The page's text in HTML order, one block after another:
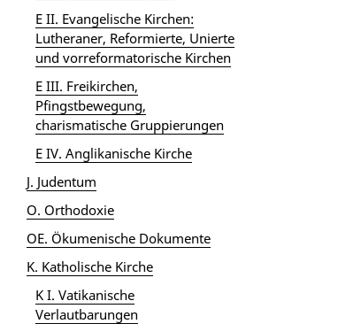
E II. Evangelische Kirchen:
Lutheraner, Reformierte, Unierte
und vorreformatorische Kirchen
E III. Freikirchen,
Pfingstbewegung,
charismatische Gruppierungen
E IV. Anglikanische Kirche
J. Judentum
O. Orthodoxie
OE. Ökumenische Dokumente
K. Katholische Kirche
K I. Vatikanische
Verlautbarungen